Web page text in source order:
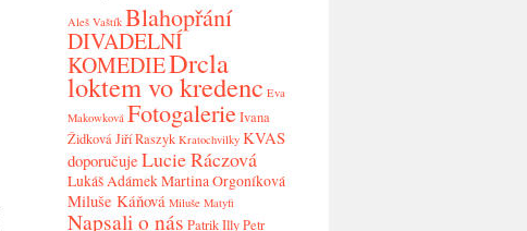
Aleš Vaštík Blahopřání
DIVADELNÍ
KOMEDIEDrcla
loktem vo kredenc Eva
Makowková FotogalerieIvana
ŽidkováJiří Raszyk Kratochvilky KVAS
doporučuje Lucie Ráczová
Lukáš AdámekMartina Orgoníková
Miluše Káňová Miluše Matyfi
Napsali o nás Patrik IllyPetr